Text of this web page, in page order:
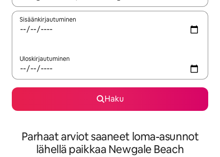
Sisäänkirjautuminen
Uloskirjautuminen
Haku
Parhaat arviot saaneet loma-asunnot
lähellä paikkaa Newgale Beach